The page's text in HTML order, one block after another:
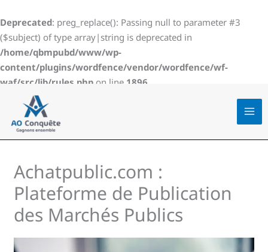
Deprecated: preg_replace(): Passing null to parameter #3
($subject) of type array|string is deprecated in
/home/qbmpubd/www/wp-
content/plugins/wordfence/vendor/wordfence/wf-
waf/src/lib/rules.php on line 1896
au
contenu
Achatpublic.com :
Plateforme de Publication
des Marchés Publics